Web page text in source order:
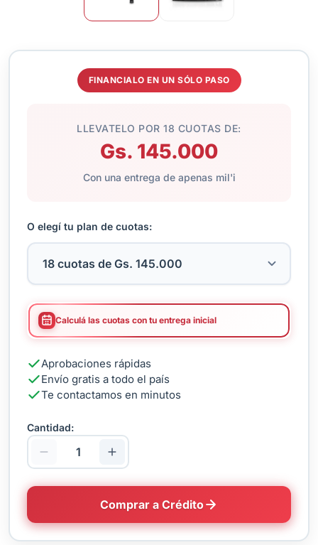
FINANCIALO EN UN SÓLO PASO
LLEVATELO POR 18 CUOTAS DE:
Gs. 145.000
Con una entrega de apenas mil'i
O elegí tu plan de cuotas:
Calculá las cuotas con tu entrega inicial
Aprobaciones rápidas
Envío gratis a todo el país
Te contactamos en minutos
Cantidad:
Comprar a Crédito